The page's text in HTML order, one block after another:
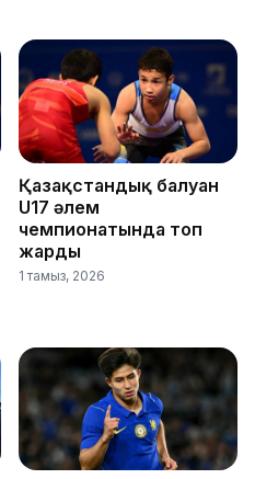
Қазақстандық балуан
U17 әлем
чемпионатында топ
жарды
1 тамыз, 2026